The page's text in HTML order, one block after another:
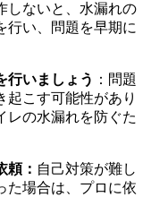
しないと、水漏れの
行い、問題を早期に
行いましょう ：問題
起こす可能性があり
レの水漏れを防ぐた
頼： 自己対策が難し
た場合は、プロに依